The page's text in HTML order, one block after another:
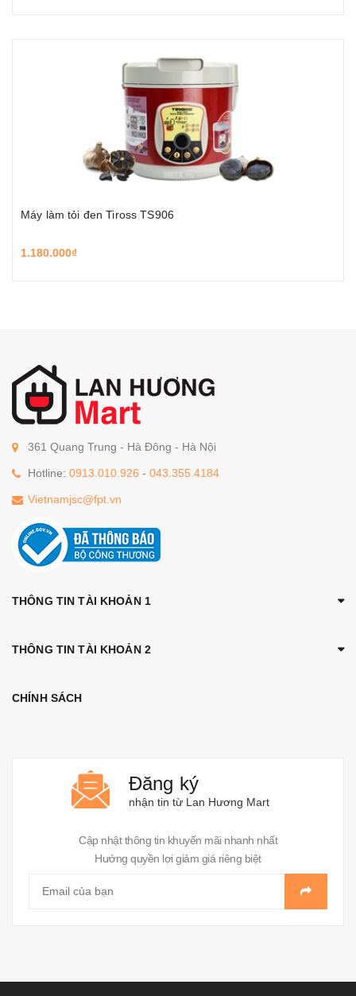
Máy làm tỏi đen Tiross TS906
1.180.000₫
361 Quang Trung - Hà Đông - Hà Nội
Hotline: 0913.010.926 - 043.355.4184
Vietnamjsc@fpt.vn
THÔNG TIN TÀI KHOẢN 1
THÔNG TIN TÀI KHOẢN 2
CHÍNH SÁCH
Đăng ký
nhận tin từ Lan Hương Mart
Cập nhật thông tin khuyến mãi nhanh nhất
Hưởng quyền lợi giảm giá riêng biệt